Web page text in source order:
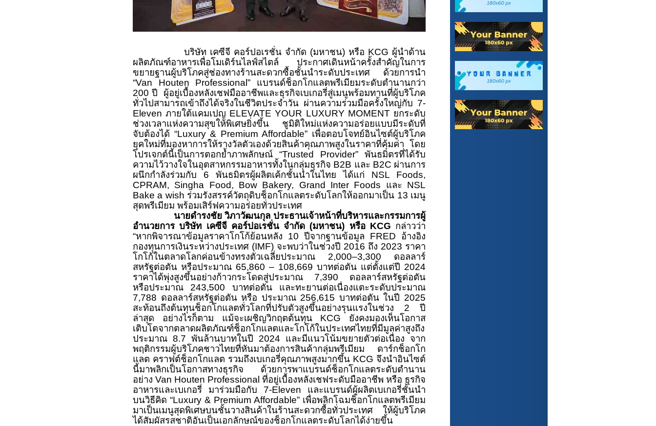
บริษัท เคซีจี คอร์ปอเรชั่น จำกัด (มหาชน) หรือ KCG ผู้นำด้าน
ผลิตภัณฑ์อาหารเพื่อโมเดิร์นไลฟ์สไตล์ ประกาศเดินหน้าครั้งสำคัญในการ
ขยายฐานผู้บริโภคสู่ช่องทางร้านสะดวกซื้อชั้นนำระดับประเทศ ด้วยการนำ
“Van Houten Professional” แบรนด์ช็อกโกแลตพรีเมียมระดับตำนานกว่า
200 ปี ผู้อยู่เบื้องหลังเชฟมืออาชีพและธุรกิจเบเกอรี่สู่เมนูพร้อมทานที่ผู้บริโภค
ทั่วไปสามารถเข้าถึงได้จริงในชีวิตประจำวัน ผ่านความร่วมมือครั้งใหญ่กับ 7-
Eleven ภายใต้แคมเปญ ELEVATE YOUR LUXURY MOMENT ยกระดับ
ช่วงเวลาแห่งความสุขให้พิเศษยิ่งขึ้น ชูมิติใหม่แห่งความอร่อยแบบมีระดับที่
จับต้องได้ “Luxury & Premium Affordable” เพื่อตอบโจทย์อินไซต์ผู้บริโภค
ยุคใหม่ที่มองหาการให้รางวัลตัวเองด้วยสินค้าคุณภาพสูงในราคาที่คุ้มค่า โดย
โปรเจกต์นี้เป็นการตอกย้ำภาพลักษณ์ “Trusted Provider” พันธมิตรที่ได้รับ
ความไว้วางใจในอุตสาหกรรมอาหารทั้งในกลุ่มธุรกิจ B2B และ B2C ผ่านการ
ผนึกกำลังร่วมกับ 6 พันธมิตรผู้ผลิตเค้กชั้นนำในไทย ได้แก่ NSL Foods,
CPRAM, Singha Food, Bow Bakery, Grand Inter Foods และ NSL
Bake a wish ร่วมรังสรรค์วัตถุดิบช็อกโกแลตระดับโลกให้ออกมาเป็น 13 เมนู
สุดพรีเมียม พร้อมเสิร์ฟความอร่อยทั่วประเทศ
นายดำรงชัย วิภาวัฒนกุล ประธานเจ้าหน้าที่บริหารและกรรมการผู้
อำนวยการ บริษัท เคซีจี คอร์ปอเรชั่น จำกัด (มหาชน) หรือ KCG กล่าวว่า
“หากพิจารณาข้อมูลราคาโกโก้ย้อนหลัง 10 ปีจากฐานข้อมูล FRED อ้างอิง
กองทุนการเงินระหว่างประเทศ (IMF) จะพบว่าในช่วงปี 2016 ถึง 2023 ราคา
โกโก้ในตลาดโลกค่อนข้างทรงตัวเฉลี่ยประมาณ 2,000–3,300 ดอลลาร์
สหรัฐต่อตัน หรือประมาณ 65,860 – 108,669 บาทต่อตัน แต่ตั้งแต่ปี 2024
ราคาได้พุ่งสูงขึ้นอย่างก้าวกระโดดสู่ประมาณ 7,390 ดอลลาร์สหรัฐต่อตัน
หรือประมาณ 243,500 บาทต่อตัน และทะยานต่อเนื่องแตะระดับประมาณ
7,788 ดอลลาร์สหรัฐต่อตัน หรือ ประมาณ 256,615 บาทต่อตัน ในปี 2025
สะท้อนถึงต้นทุนช็อกโกแลตทั่วโลกที่ปรับตัวสูงขึ้นอย่างรุนแรงในช่วง 2 ปี
ล่าสุด อย่างไรก็ตาม แม้จะเผชิญวิกฤตต้นทุน KCG ยังคงมองเห็นโอกาส
เติบโตจากตลาดผลิตภัณฑ์ช็อกโกแลตและโกโก้ในประเทศไทยที่มีมูลค่าสูงถึง
ประมาณ 8.7 พันล้านบาทในปี 2024 และมีแนวโน้มขยายตัวต่อเนื่อง จาก
พฤติกรรมผู้บริโภคชาวไทยที่หันมาต้องการสินค้ากลุ่มพรีเมียม ดาร์กช็อกโก
แลต คราฟต์ช็อกโกแลต รวมถึงเบเกอรี่คุณภาพสูงมากขึ้น KCG จึงนำอินไซต์
นี้มาพลิกเป็นโอกาสทางธุรกิจ ด้วยการพาแบรนด์ช็อกโกแลตระดับตำนาน
อย่าง Van Houten Professional ที่อยู่เบื้องหลังเชฟระดับมืออาชีพ หรือ ธุรกิจ
อาหารและเบเกอรี่ มาร่วมมือกับ 7-Eleven และแบรนด์ผู้ผลิตเบเกอรี่ชั้นนำ
บนวิธีคิด “Luxury & Premium Affordable” เพื่อพลิกโฉมช็อกโกแลตพรีเมียม
มาเป็นเมนูสุดพิเศษบนชั้นวางสินค้าในร้านสะดวกซื้อทั่วประเทศ ให้ผู้บริโภค
ได้สัมผัสรสชาติอันเป็นเอกลักษณ์ของช็อกโกแลตระดับโลกได้ง่ายขึ้น